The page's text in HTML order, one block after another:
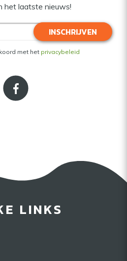
het laatste nieuws!
INSCHRIJVEN
met het privacybeleid
LINKS